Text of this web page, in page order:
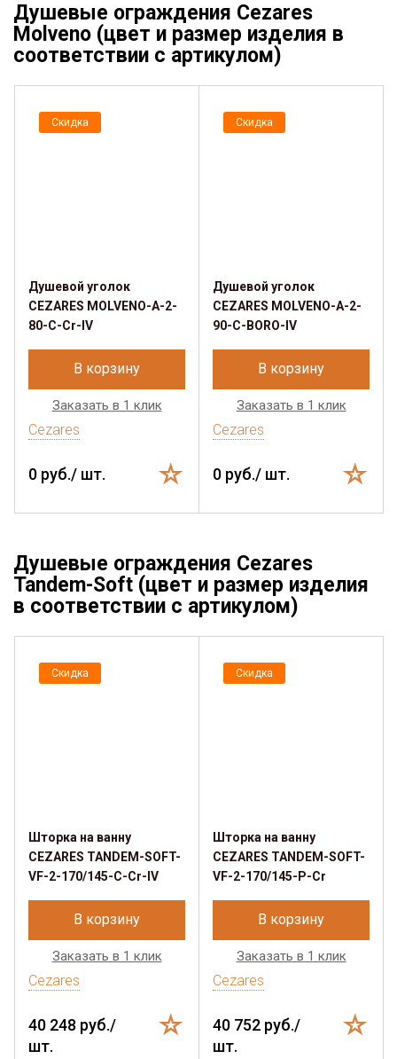
Душевые ограждения Cezares
Molveno (цвет и размер изделия в
соответствии с артикулом)
Скидка
Душевой уголок
CEZARES MOLVENO-A-2-
80-C-Cr-IV
В корзину
Заказать в 1 клик
Cezares
0 руб./ шт.
Скидка
Душевой уголок
CEZARES MOLVENO-A-2-
90-C-BORO-IV
В корзину
Заказать в 1 клик
Cezares
0 руб./ шт.
Душевые ограждения Cezares
Tandem-Soft (цвет и размер изделия
в соответствии с артикулом)
Скидка
Шторка на ванну
CEZARES TANDEM-SOFT-
VF-2-170/145-C-Cr-IV
В корзину
Заказать в 1 клик
Cezares
40 248 руб./
шт.
Скидка
Шторка на ванну
CEZARES TANDEM-SOFT-
VF-2-170/145-P-Cr
В корзину
Заказать в 1 клик
Cezares
40 752 руб./
шт.